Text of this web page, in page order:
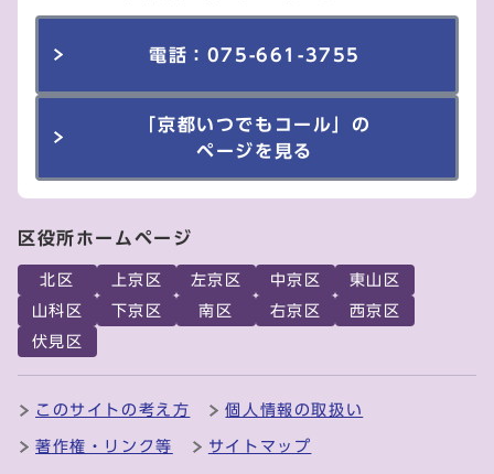
電話：075-661-3755
「京都いつでもコール」の
ページを見る
区役所ホームページ
北区 上京区 左京区 中京区
東山区
山科区
下京区 南区 右京区
西京区
伏見区
このサイトの考え方 個人情報の取扱い
著作権・リンク等 サイトマップ